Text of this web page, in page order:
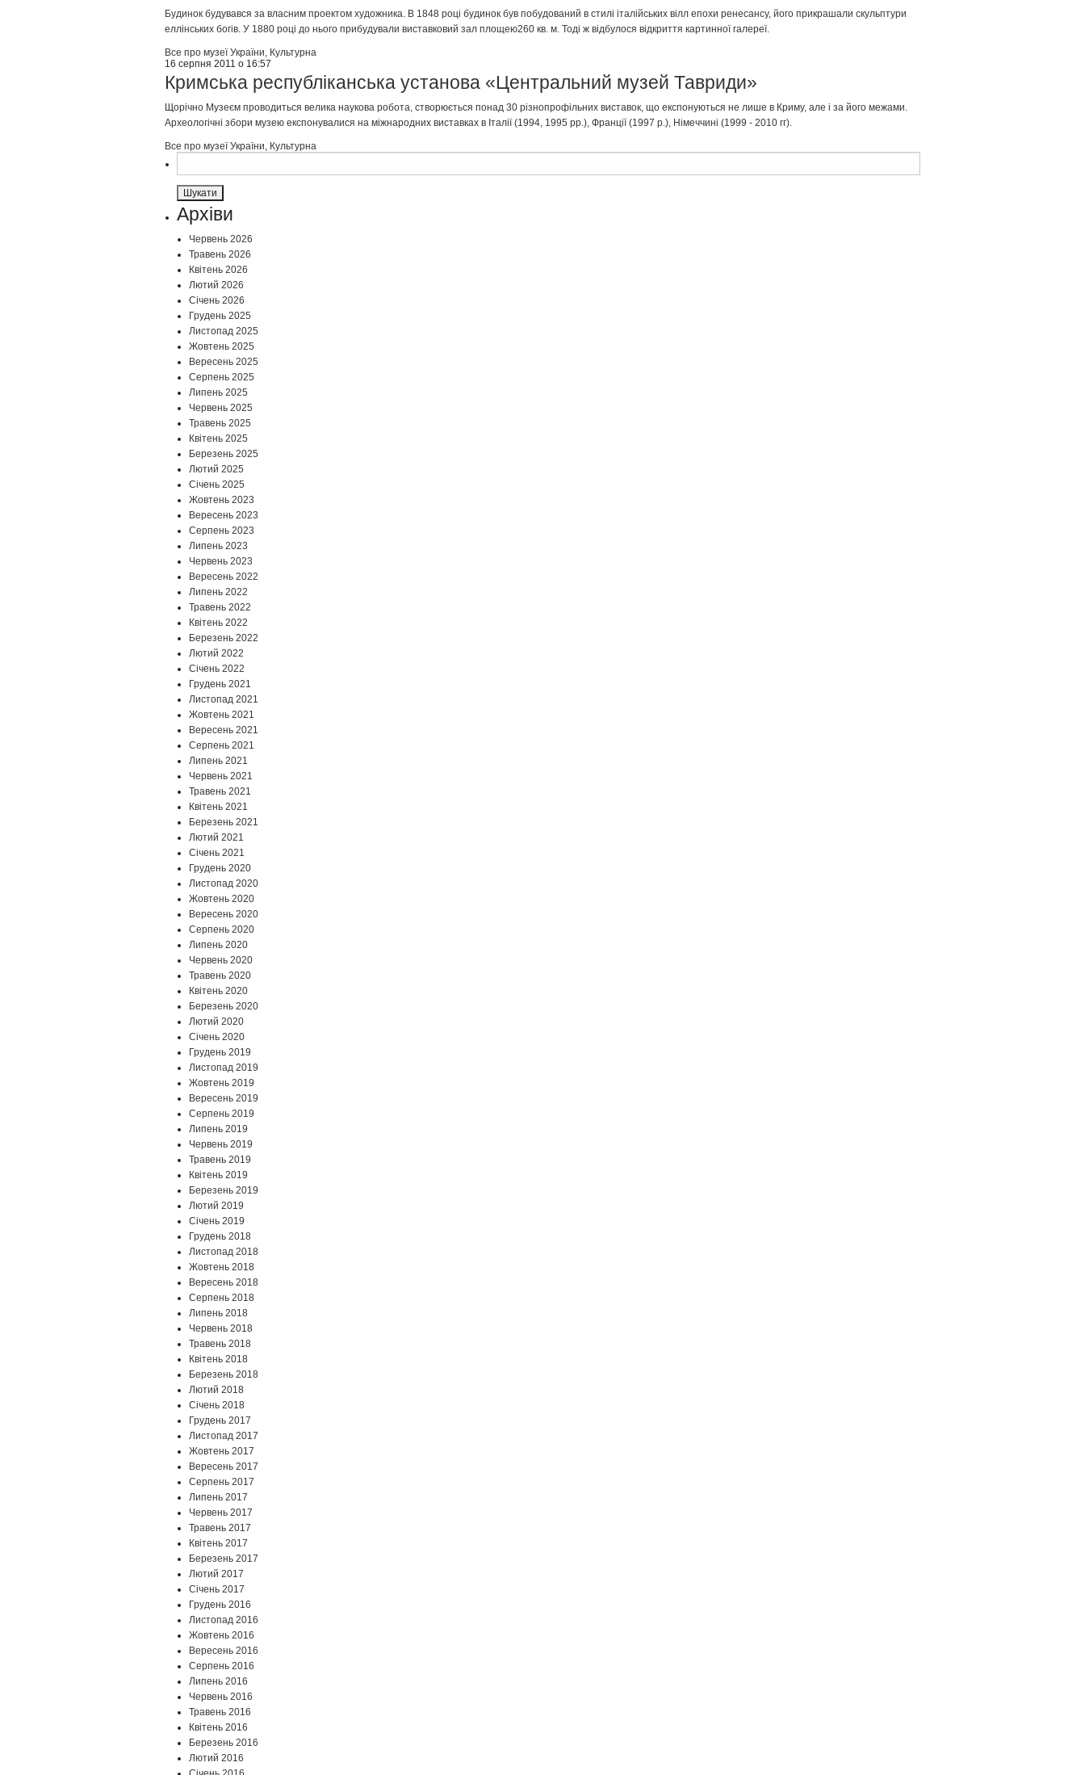
Будинок будувався за власним проектом художника. В 1848 році будинок був побудований в стилі італійських вілл епохи ренесансу, його прикрашали скульптури
еллінських богів. У 1880 році до нього прибудували виставковий зал площею260 кв. м. Тоді ж відбулося відкриття картинної галереї.
Все про музеї України, Культурна
16 серпня 2011 о 16:57
Кримська республіканська установа «Центральний музей Тавриди»
Щорічно Музеєм проводиться велика наукова робота, створюється понад 30 різнопрофільних виставок, що експонуються не лише в Криму, але і за його межами.
Археологічні збори музею експонувалися на міжнародних виставках в Італії (1994, 1995 рр.), Франції (1997 р.), Німеччині (1999 - 2010 гг).
Все про музеї України, Культурна
Архіви
Червень 2026
Травень 2026
Квітень 2026
Лютий 2026
Січень 2026
Грудень 2025
Листопад 2025
Жовтень 2025
Вересень 2025
Серпень 2025
Липень 2025
Червень 2025
Травень 2025
Квітень 2025
Березень 2025
Лютий 2025
Січень 2025
Жовтень 2023
Вересень 2023
Серпень 2023
Липень 2023
Червень 2023
Вересень 2022
Липень 2022
Травень 2022
Квітень 2022
Березень 2022
Лютий 2022
Січень 2022
Грудень 2021
Листопад 2021
Жовтень 2021
Вересень 2021
Серпень 2021
Липень 2021
Червень 2021
Травень 2021
Квітень 2021
Березень 2021
Лютий 2021
Січень 2021
Грудень 2020
Листопад 2020
Жовтень 2020
Вересень 2020
Серпень 2020
Липень 2020
Червень 2020
Травень 2020
Квітень 2020
Березень 2020
Лютий 2020
Січень 2020
Грудень 2019
Листопад 2019
Жовтень 2019
Вересень 2019
Серпень 2019
Липень 2019
Червень 2019
Травень 2019
Квітень 2019
Березень 2019
Лютий 2019
Січень 2019
Грудень 2018
Листопад 2018
Жовтень 2018
Вересень 2018
Серпень 2018
Липень 2018
Червень 2018
Травень 2018
Квітень 2018
Березень 2018
Лютий 2018
Січень 2018
Грудень 2017
Листопад 2017
Жовтень 2017
Вересень 2017
Серпень 2017
Липень 2017
Червень 2017
Травень 2017
Квітень 2017
Березень 2017
Лютий 2017
Січень 2017
Грудень 2016
Листопад 2016
Жовтень 2016
Вересень 2016
Серпень 2016
Липень 2016
Червень 2016
Травень 2016
Квітень 2016
Березень 2016
Лютий 2016